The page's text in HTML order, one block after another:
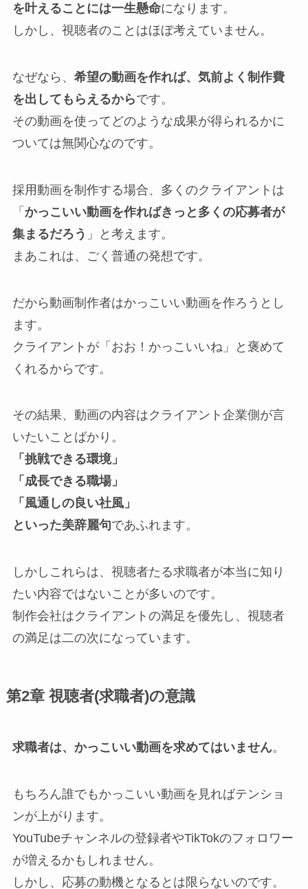
を叶えることには一生懸命になります。
しかし、視聴者のことはほぼ考えていません。
なぜなら、 希望の動画を作れば、気前よく制作費
を出してもらえるからです。
その動画を使ってどのような成果が得られるかに
ついては無関心なのです。
採用動画を制作する場合、多くのクライアントは
「 かっこいい動画を作ればきっと多くの応募者が
集まるだろう 」と考えます。
まあこれは、ごく普通の発想です。
だから動画制作者はかっこいい動画を作ろうとし
ます。
クライアントが「おお！かっこいいね」と褒めて
くれるからです。
その結果、動画の内容はクライアント企業側が言
いたいことばかり。
「挑戦できる環境」
「成長できる職場」
「風通しの良い社風」
といった美辞麗句であふれます。
しかしこれらは、視聴者たる求職者が本当に知り
たい内容ではないことが多いのです。
制作会社はクライアントの満足を優先し、視聴者
の満足は二の次になっています。
第2章 視聴者(求職者)の意識
求職者は、かっこいい動画を求めてはいません。
もちろん誰でもかっこいい動画を見ればテンショ
ンが上がります。
YouTubeチャンネルの登録者やTikTokのフォロワー
が増えるかもしれません。
しかし、応募の動機となるとは限らないのです。